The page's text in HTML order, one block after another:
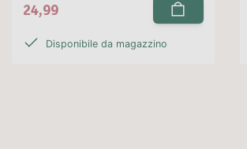
24,99
Disponibile da magazzino